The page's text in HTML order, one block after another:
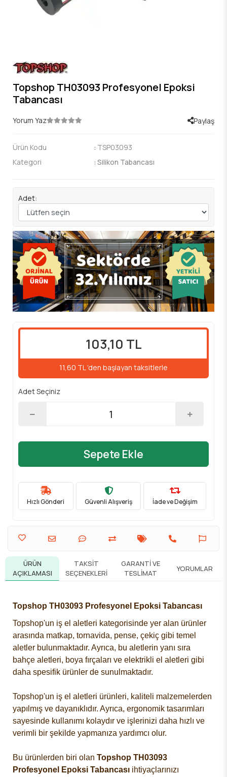
Topshop TH03093 Profesyonel Epoksi
Tabancası
Yorum Yaz Paylaş
Ürün Kodu : TSP03093
Kategori
: Silikon Tabancası
Adet:
103,10 TL
11,60 TL 'den başlayan taksitlerle
Adet Seçiniz
Sepete Ekle
Hızlı Gönderi Güvenli Alışveriş İade ve Değişim
ÜRÜN
AÇIKLAMASI
TAKSIT
SEÇENEKLERI
GARANTI VE
TESLIMAT
YORUMLAR
Topshop TH03093 Profesyonel Epoksi Tabancası
Topshop'un iş el aletleri kategorisinde yer alan ürünler
arasında matkap, tornavida, pense, çekiç gibi temel
aletler bulunmaktadır. Ayrıca, bu aletlerin yanı sıra
bahçe aletleri, boya fırçaları ve elektrikli el aletleri gibi
daha spesifik ürünler de sunulmaktadır.
Topshop'un iş el aletleri ürünleri, kaliteli malzemelerden
yapılmış ve dayanıklıdır. Ayrıca, ergonomik tasarımları
sayesinde kullanımı kolaydır ve işlerinizi daha hızlı ve
verimli bir şekilde yapmanıza yardımcı olur.
Bu ürünlerden biri olan Topshop TH03093
Profesyonel Epoksi Tabancası ihtiyaçlarınızı